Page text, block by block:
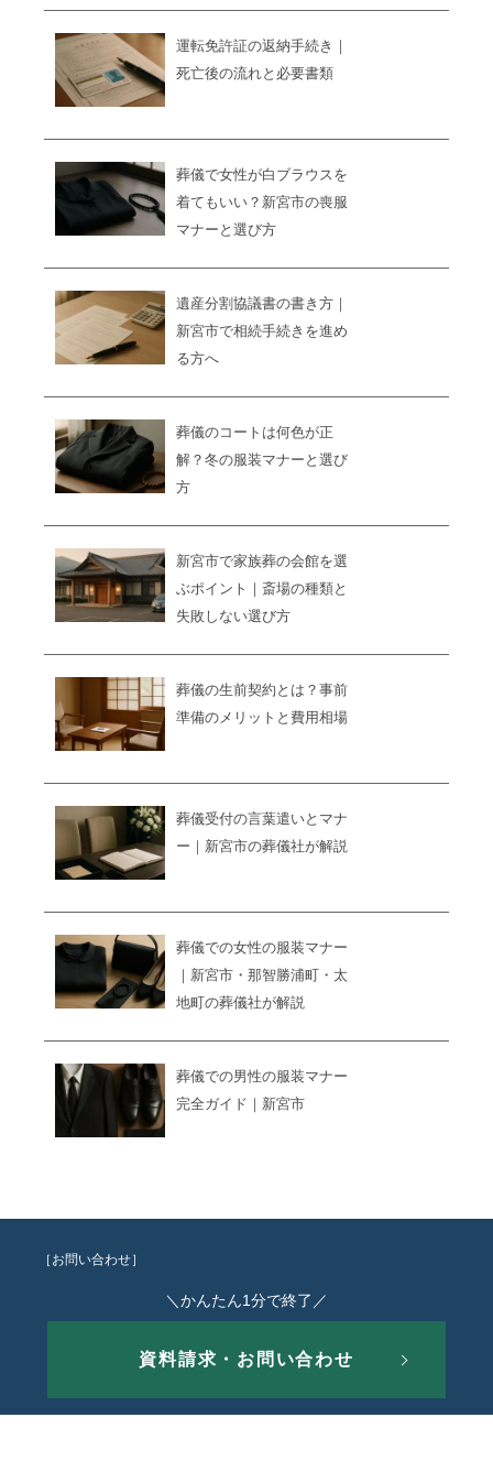
運転免許証の返納手続き｜
死亡後の流れと必要書類
葬儀で女性が白ブラウスを
着てもいい？新宮市の喪服
マナーと選び方
遺産分割協議書の書き方｜
新宮市で相続手続きを進め
る方へ
葬儀のコートは何色が正
解？冬の服装マナーと選び
方
新宮市で家族葬の会館を選
ぶポイント｜斎場の種類と
失敗しない選び方
葬儀の生前契約とは？事前
準備のメリットと費用相場
葬儀受付の言葉遣いとマナ
ー｜新宮市の葬儀社が解説
葬儀での女性の服装マナー
｜新宮市・那智勝浦町・太
地町の葬儀社が解説
葬儀での男性の服装マナー
完全ガイド｜新宮市
［お問い合わせ］
＼かんたん1分で終了／
資料請求・お問い合わせ